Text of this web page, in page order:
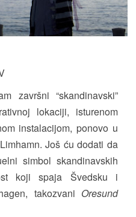
završni “skandinavski”
lokaciji, isturenom
instalacijom, ponovo u
Još ću dodati da
simbol skandinavskih
koji spaja Švedsku i
takozvani Oresund